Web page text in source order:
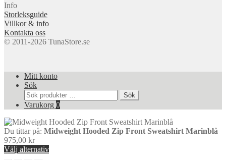
Info
Storleksguide
Villkor & info
Kontakta oss
© 2011-2026 TunaStore.se
Mitt konto
Sök
Sök
efter:
Sök
Varukorg 0
Du tittar på: Midweight Hooded Zip Front Sweatshirt Marinblå
975,00 kr
Välj alternativ